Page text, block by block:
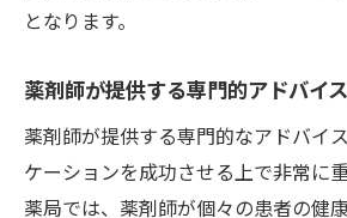
となります。
薬剤師が提供する専門的アドバイ
薬剤師が提供する専門的なアドバイ
ケーションを成功させる上で非常に
薬局では、薬剤師が個々の患者の健